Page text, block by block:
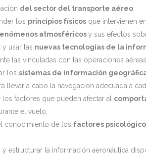
del sector del transporte aéreo
los principios físicos que intervienen
atmosféricosy sus efectos
usar las nuevas tecnologías de la
las vinculadas con las operaciones aéreas.
los sistemas de información
llevar a cabo la navegación adecuada a
los factores que pueden afectar al
el vuelo.
conocimiento de los factores
y estructurar la información aeronáutica